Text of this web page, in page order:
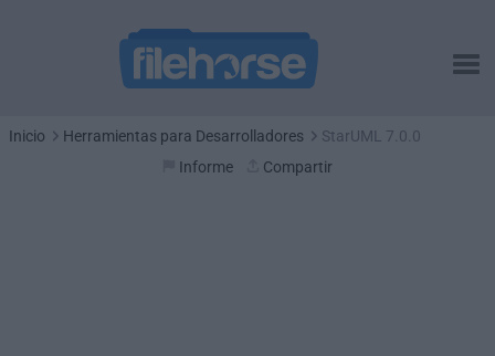
Inicio Herramientas para Desarrolladores
StarUML 7.0.0
Informe
Compartir